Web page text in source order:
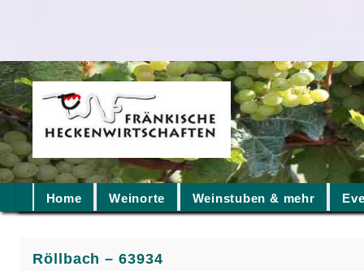
Home Weinorte Weinstuben & mehr
Röllbach – 63934